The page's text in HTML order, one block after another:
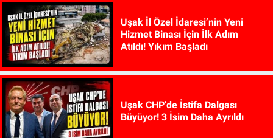
Uşak İl Özel İdaresi’nin Yeni
Hizmet Binası İçin İlk Adım
Atıldı! Yıkım Başladı
Uşak CHP’de İstifa Dalgası
Büyüyor! 3 İsim Daha Ayrıldı